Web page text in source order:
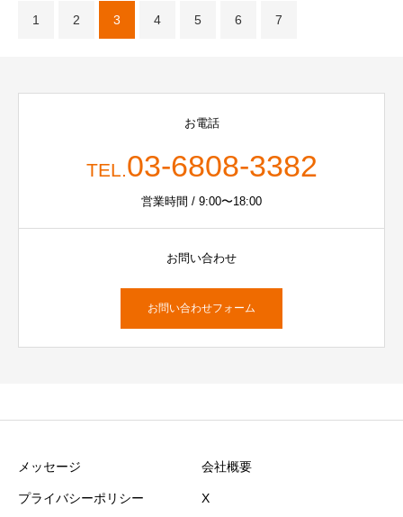
1 2 3 4 5 6 7
お電話
TEL.03-6808-3382
営業時間 / 9:00〜18:00
お問い合わせ
お問い合わせフォーム
メッセージ 会社概要
プライバシーポリシー X